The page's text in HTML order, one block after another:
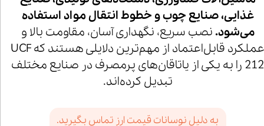
غذایی، صنایع چوب و خطوط انتقال مواد استفاده
می‌شود.نصب سریع، نگهداری آسان، مقاومت بالا و
عملکرد قابل‌اعتماد از مهم‌ترین دلایلی هستند که UCF
212 را به یکی از یاتاقان‌های پرمصرف در صنایع مختلف
تبدیل کرده‌اند.
به دلیل نوسانات قیمت ارز تماس بگیرید.